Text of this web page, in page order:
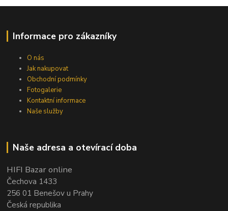
Informace pro zákazníky
O nás
Jak nakupovat
Obchodní podmínky
Fotogalerie
Kontaktní informace
Naše služby
Naše adresa a otevírací doba
HIFI Bazar online
Čechova 1433
256 01 Benešov u Prahy
Česká republika